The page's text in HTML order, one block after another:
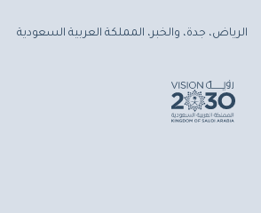
الرياض، جدة، والخبر، المملكة العربية السعودية